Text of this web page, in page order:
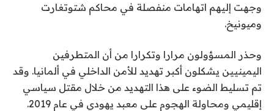
وجهت إليهم اتهامات منفصلة في محاكم شتوتغارت
وميونيخ.
وحذر المسؤولون مرارا وتكرارا من أن المتطرفين
اليمينيين يشكلون أكبر تهديد للأمن الداخلي في ألمانيا. وقد
تم تسليط الضوء على هذا التهديد من خلال مقتل سياسي
إقليمي ومحاولة الهجوم على معبد يهودي في عام 2019.